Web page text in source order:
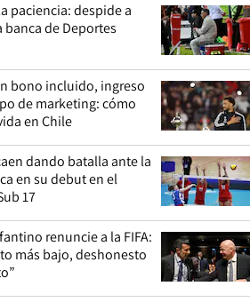
paciencia: despide a
banca de Deportes
bono incluido, ingreso
de marketing: cómo
en Chile
dando batalla ante la
en su debut en el
17
renuncie a la FIFA:
más bajo, deshonesto